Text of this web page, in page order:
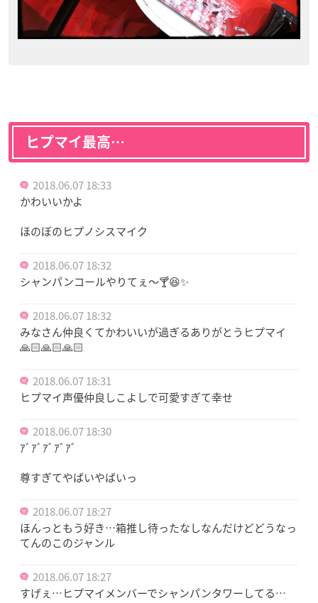
ヒプマイ最高…
2018.06.07 18:33
かわいいかよ
ほのぼのヒプノシスマイク
2018.06.07 18:32
シャンパンコールやりてぇ～🍸😆✨
2018.06.07 18:32
みなさん仲良くてかわいいが過ぎるありがとうヒプマイ
🙏🏻🙏🏻🙏🏻
2018.06.07 18:31
ヒプマイ声優仲良しこよしで可愛すぎて幸せ
2018.06.07 18:30
ｱﾞｱﾞｱﾞｱﾞｱﾞ
尊すぎてやばいやばいっ
2018.06.07 18:27
ほんっともう好き…箱推し待ったなしなんだけどどうなっ
てんのこのジャンル
2018.06.07 18:27
すげぇ…ヒプマイメンバーでシャンパンタワーしてる…